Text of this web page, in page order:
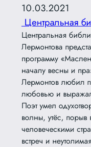
10.03.2021
Центральная
Центральная
Лермонтова
программу
началу весны и
Лермонтов любил
любовью и
Поэт умел
волны, утёс, порыв
человеческими
встреч и неутолимая